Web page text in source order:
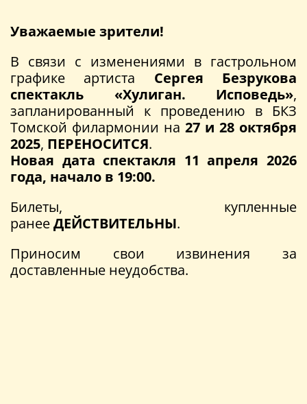
Уважаемые зрители!
В связи с изменениями в гастрольном
графике артиста Сергея Безрукова
спектакль «Хулиган. Исповедь»,
запланированный к проведению в БКЗ
Томской филармонии на 27 и 28 октября
2025, ПЕРЕНОСИТСЯ.
Новая дата спектакля 11 апреля 2026
года, начало в 19:00.
Билеты, купленные
ранееДЕЙСТВИТЕЛЬНЫ.
Приносим свои извинения за
доставленные неудобства.